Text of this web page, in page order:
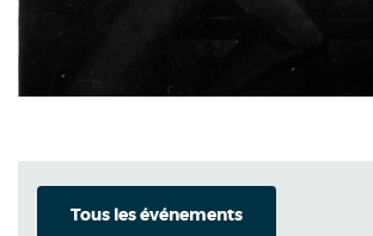
Tous les événements